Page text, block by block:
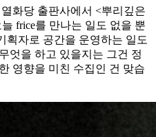
화당 출판사에서 <뿌리깊은
frice를 만나는 일도 없을 뿐
획자로 공간을 운영하는 일도
엇을 하고 있을지는 그건 정
영향을 미친 수집인 건 맞습